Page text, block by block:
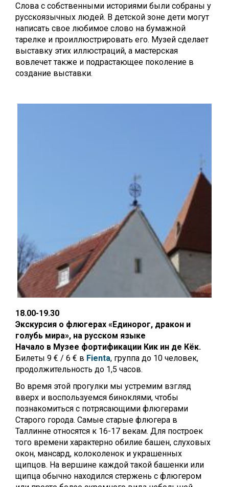
Слова с собственными историями были собраны у
русскоязычных людей. В детской зоне дети могут
написать свое любимое слово на бумажной
тарелке и проиллюстрировать его. Музей сделает
выставку этих иллюстраций, а мастерская
вовлечет также и подрастающее поколение в
создание выставки.
18.00-19.30
Экскурсия о флюгерах «Единорог, дракон и
голубь мира», на русском языке
Начало в Музее фортификации Кик ин де Кёк.
Билеты 9 € / 6 € в Fienta, группа до 10 человек,
продолжительность до 1,5 часов.
Во время этой прогулки мы устремим взгляд
вверх и воспользуемся биноклями, чтобы
познакомиться с потрясающими флюгерами
Старого города. Самые старые флюгера в
Таллинне относятся к 16-17 векам. Для построек
того времени характерно обилие башен, слуховых
окон, мансард, колоколенок и украшенных
щипцов. На вершине каждой такой башенки или
щипца обычно находился стержень с флюгером